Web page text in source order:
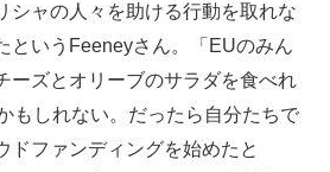
ャの人々を助ける行動を取れな
というFeeneyさん。「EUのみん
ーズとオリーブのサラダを食べれ
もしれない。だったら自分たちで
ドファンディングを始めたと